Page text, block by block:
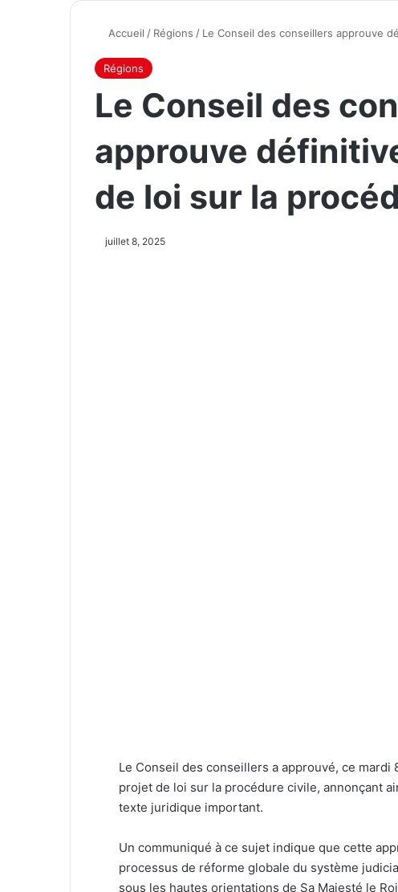
Accueil / Régions / Le Conseil des conseillers approuve
Régions
Le Conseil des
approuve
de loi sur la
juillet 8, 2025
Le Conseil des conseillers a approuvé, ce
projet de loi sur la procédure civile, annonçant
texte juridique important.
Un communiqué à ce sujet indique que cette
processus de réforme globale du système
sous les hautes orientations de Sa Majesté le